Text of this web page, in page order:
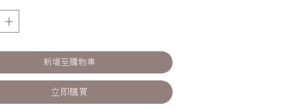
新增至購物車
立即購買